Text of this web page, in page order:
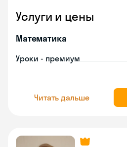
Услуги и цены
Математика
Уроки - премиум
Читать дальше